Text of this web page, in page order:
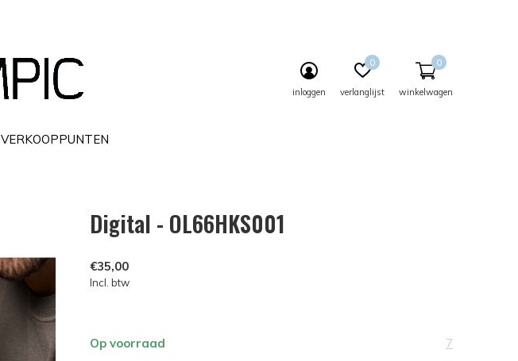
VERKOOPPUNTEN
inloggen verlanglijst
0
winkelwagen
0
Digital - OL66HKS001
€35,00
Incl. btw
Op voorraad 7